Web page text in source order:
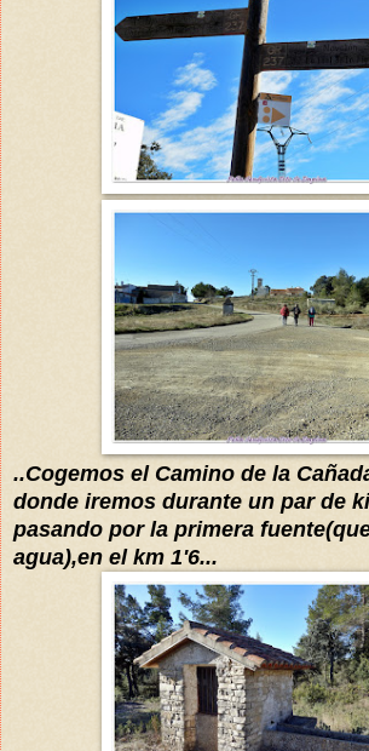
..Cogemos el Camino de la
donde iremos durante un par de
pasando por la primera
agua),en el km 1'6...